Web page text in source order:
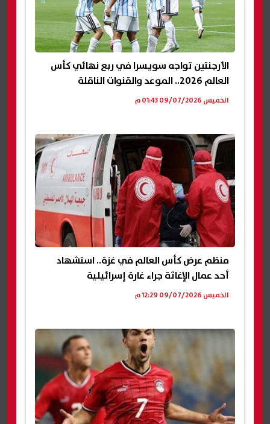
الأرجنتين تواجه سويسرا في ربع نهائي كأس
العالم 2026.. الموعد والقنوات الناقلة
الخميس 09/07/2026 01:43 م
منظم عرض كأس العالم في غزة.. استشهاد
أحد عمال الإغاثة جراء غارة إسرائيلية
الخميس 09/07/2026 12:29 م